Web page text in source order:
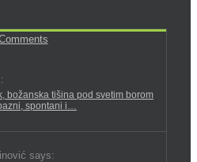
božanska tišina pod svetim borom
spontani i…
says: